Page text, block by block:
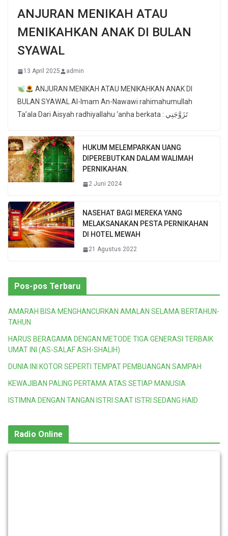
ANJURAN MENIKAH ATAU
MENIKAHKAN ANAK DI BULAN
SYAWAL
13 April 2025 admin
ANJURAN MENIKAH ATAU MENIKAHKAN ANAK DI
BULAN SYAWAL Al-Imam An-Nawawi rahimahumullah
Ta’ala Dari Aisyah radhiyallahu ‘anha berkata : تَزَوَّجَنِي
HUKUM MELEMPARKAN UANG
DIPEREBUTKAN DALAM WALIMAH
PERNIKAHAN.
2 Juni 2024
NASEHAT BAGI MEREKA YANG
MELAKSANAKAN PESTA PERNIKAHAN
DI HOTEL MEWAH
21 Agustus 2022
Pos-pos Terbaru
AMARAH BISA MENGHANCURKAN AMALAN SELAMA BERTAHUN-
TAHUN
HARUS BERAGAMA DENGAN METODE TIGA GENERASI TERBAIK
UMAT INI (AS-SALAF ASH-SHALIH)
DUNIA INI KOTOR SEPERTI TEMPAT PEMBUANGAN SAMPAH
KEWAJIBAN PALING PERTAMA ATAS SETIAP MANUSIA
ISTIMNA DENGAN TANGAN ISTRI SAAT ISTRI SEDANG HAID
Radio Online